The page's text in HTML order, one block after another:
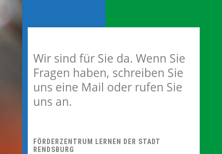
Wir sind für Sie da. Wenn Sie
Fragen haben, schreiben Sie
uns eine Mail oder rufen Sie
uns an.
FÖRDERZENTRUM LERNEN DER STADT
RENDSBURG